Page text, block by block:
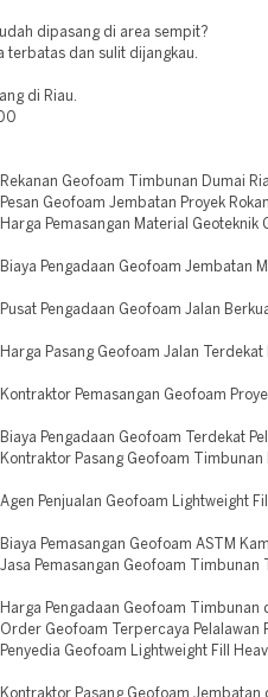
dipasang di area sempit?
terbatas dan sulit dijangkau.
di Riau.
Geofoam Timbunan Dumai
Geofoam Jembatan Proyek
Pemasangan Material Geoteknik
Pengadaan Geofoam Jembatan
Pengadaan Geofoam Jalan
Pasang Geofoam Jalan Terdekat
Pemasangan Geofoam
Pengadaan Geofoam Terdekat
Pasang Geofoam Timbunan
Penjualan Geofoam Lightweight
Pemasangan Geofoam ASTM
Pemasangan Geofoam Timbunan
Pengadaan Geofoam Timbunan
Geofoam Terpercaya Pelalawan
Geofoam Lightweight Fill
Pasang Geofoam Jembatan